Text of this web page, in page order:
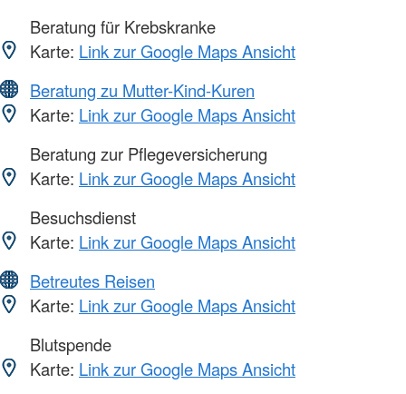
Beratung für Krebskranke
Karte: Link zur Google Maps Ansicht
Beratung zu Mutter-Kind-Kuren
Karte: Link zur Google Maps Ansicht
Beratung zur Pflegeversicherung
Karte: Link zur Google Maps Ansicht
Besuchsdienst
Karte: Link zur Google Maps Ansicht
Betreutes Reisen
Karte: Link zur Google Maps Ansicht
Blutspende
Karte: Link zur Google Maps Ansicht